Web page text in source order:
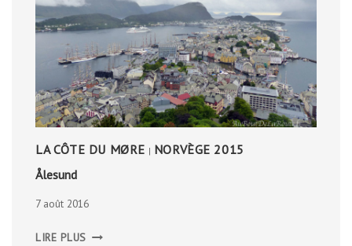
LA CÔTE DU MØRE | NORVÈGE 2015
Ålesund
7 août 2016
LIRE PLUS